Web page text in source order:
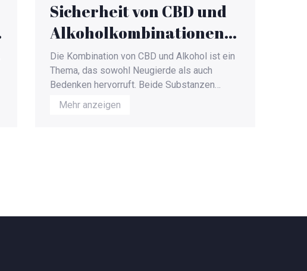
Sicherheit von CBD und
Alkoholkombinationen:
Was du wissen musst
Die Kombination von CBD und Alkohol ist ein
Thema, das sowohl Neugierde als auch
Bedenken hervorruft. Beide Substanzen
haben entspannende Eigenschaften, die
zusammenwirken können. Doch ist diese
Mehr anzeigen